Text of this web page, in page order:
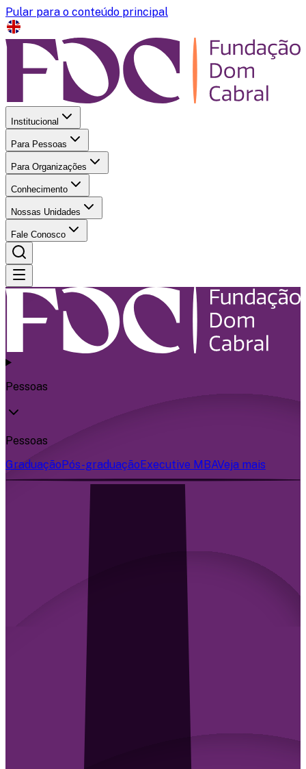
Pular para o conteúdo principal
Institucional
Para Pessoas
Para Organizações
Conhecimento
Nossas Unidades
Fale Conosco
Pessoas
Pessoas
GraduaçãoPós-graduaçãoExecutive MBAVeja mais